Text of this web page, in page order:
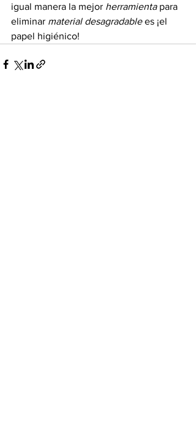
igual manera la mejor herramienta para
eliminar material desagradable es ¡el
papel higiénico!